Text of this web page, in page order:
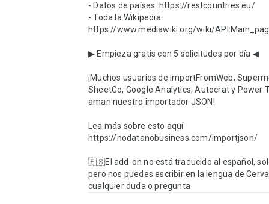
- Datos de países: https://restcountries.eu/
- Toda la Wikipedia:
https://www.mediawiki.org/wiki/
▶ Empieza gratis con 5 solicitudes por día ◀
¡Muchos usuarios de importFromWeb,
SheetGo, Google Analytics, Autocrat y Power
aman nuestro importador JSON!
Lea más sobre esto aquí
https://nodatanobusiness.com/importjson/
🇪🇸El add-on no está traducido al español,
pero nos puedes escribir en la lengua de
cualquier duda o pregunta